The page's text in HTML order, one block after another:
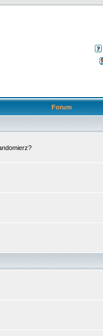
Forum